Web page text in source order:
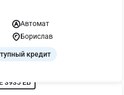
Автомат
Борислав
кредит
3935 EB